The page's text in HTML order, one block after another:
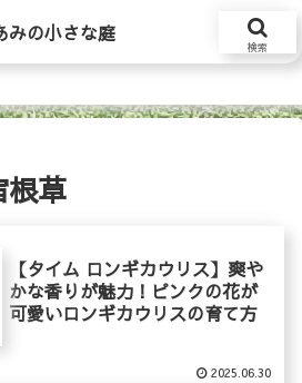
みの小さな庭
根草
【タイム ロンギカウリス】爽や
かな香りが魅力！ピンクの花が
可愛いロンギカウリスの育て方
2025.06.30
みの小さな庭
検索